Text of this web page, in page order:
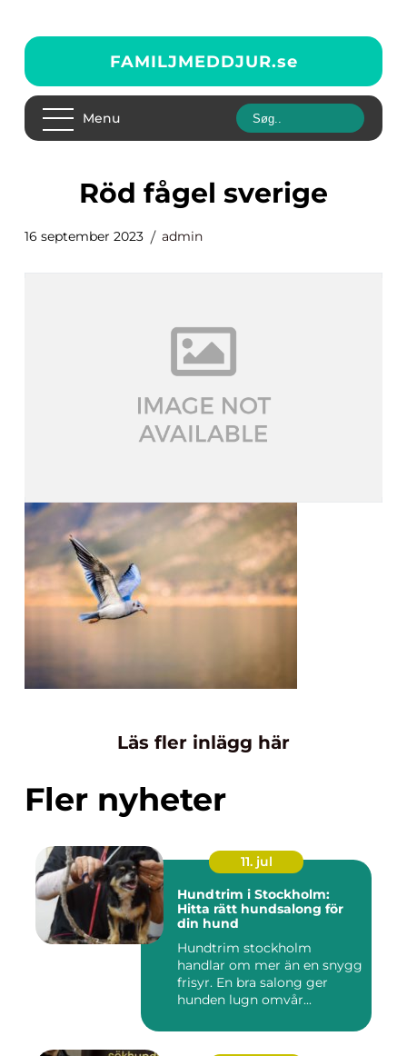
FAMILJMEDDJUR.se
Menu
röd fågel sverige
16 september 2023 admin
Läs fler inlägg här
Fler nyheter
11. jul
Hundtrim i Stockholm:
Hitta rätt hundsalong för
din hund
Hundtrim stockholm
handlar om mer än en snygg
frisyr. En bra salong ger
hunden lugn omvår...